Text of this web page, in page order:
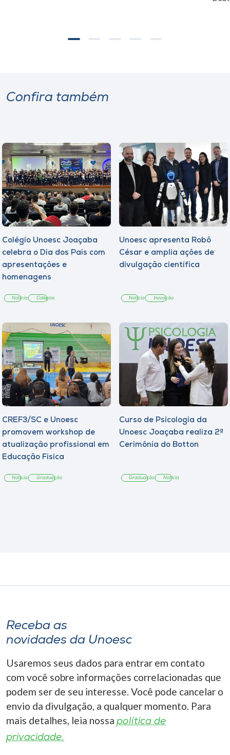
Confira também
Colégio Unoesc Joaçaba
celebra o Dia dos Pais com
apresentações e
homenagens
Notícia Colégios
Unoesc apresenta Robô
César e amplia ações de
divulgação científica
Notícia Inovação
CREF3/SC e Unoesc
promovem workshop de
atualização profissional em
Educação Física
Notícia Graduação
Curso de Psicologia da
Unoesc Joaçaba realiza 2ª
Cerimônia do Botton
Graduação Notícia
Receba as
novidades da Unoesc
Usaremos seus dados para entrar em contato
com você sobre informações correlacionadas que
podem ser de seu interesse. Você pode cancelar o
envio da divulgação, a qualquer momento. Para
mais detalhes, leia nossa política de
privacidade.